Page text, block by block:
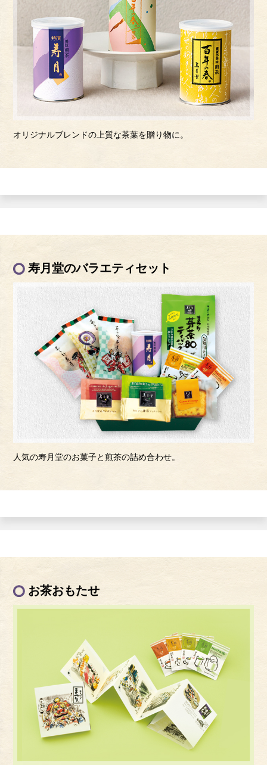
オリジナルブレンドの上質な茶葉を贈り物に。
寿月堂のバラエティセット
人気の寿月堂のお菓子と煎茶の詰め合わせ。
お茶おもたせ